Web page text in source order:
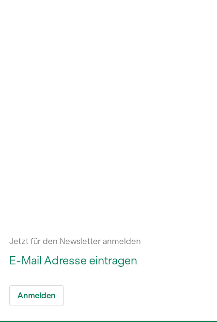
Jetzt für den Newsletter anmelden